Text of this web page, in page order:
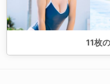
11枚